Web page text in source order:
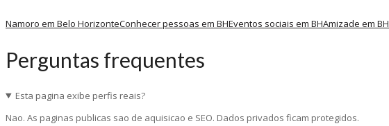
Namoro em Belo HorizonteConhecer pessoas em BHEventos sociais em BHAmizade em BH
Perguntas frequentes
Esta pagina exibe perfis reais?
Nao. As paginas publicas sao de aquisicao e SEO. Dados privados ficam protegidos.